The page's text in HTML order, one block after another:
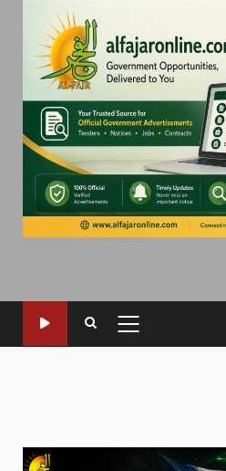
PRIMARY
MENU